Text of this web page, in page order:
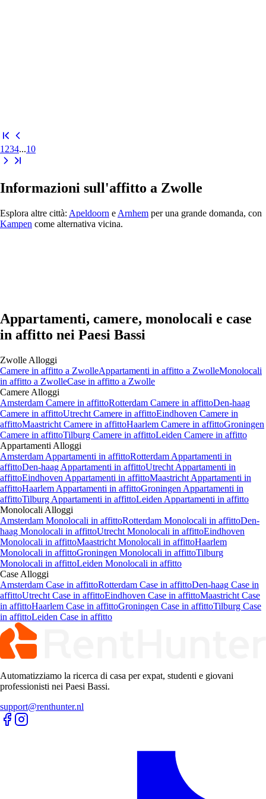
1 234...10
Informazioni sull'affitto a Zwolle
Esplora altre città: Apeldoorn e Arnhem per una grande domanda, con
Kampen come alternativa vicina.
Appartamenti, camere, monolocali e case
in affitto nei Paesi Bassi
Zwolle Alloggi
Camere in affitto a ZwolleAppartamenti in affitto a ZwolleMonolocali
in affitto a ZwolleCase in affitto a Zwolle
Camere Alloggi
Amsterdam Camere in affittoRotterdam Camere in affittoDen-haag
Camere in affittoUtrecht Camere in affittoEindhoven Camere in
affittoMaastricht Camere in affittoHaarlem Camere in affittoGroningen
Camere in affittoTilburg Camere in affittoLeiden Camere in affitto
Appartamenti Alloggi
Amsterdam Appartamenti in affittoRotterdam Appartamenti in
affittoDen-haag Appartamenti in affittoUtrecht Appartamenti in
affittoEindhoven Appartamenti in affittoMaastricht Appartamenti in
affittoHaarlem Appartamenti in affittoGroningen Appartamenti in
affittoTilburg Appartamenti in affittoLeiden Appartamenti in affitto
Monolocali Alloggi
Amsterdam Monolocali in affittoRotterdam Monolocali in affittoDen-
haag Monolocali in affittoUtrecht Monolocali in affittoEindhoven
Monolocali in affittoMaastricht Monolocali in affittoHaarlem
Monolocali in affittoGroningen Monolocali in affittoTilburg
Monolocali in affittoLeiden Monolocali in affitto
Case Alloggi
Amsterdam Case in affittoRotterdam Case in affittoDen-haag Case in
affittoUtrecht Case in affittoEindhoven Case in affittoMaastricht Case
in affittoHaarlem Case in affittoGroningen Case in affittoTilburg Case
in affittoLeiden Case in affitto
Automatizziamo la ricerca di casa per expat, studenti e giovani
professionisti nei Paesi Bassi.
support@renthunter.nl